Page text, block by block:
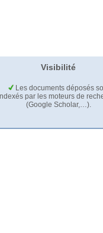
Visibilité
Les documents déposés
par les moteurs de
(Google Scholar,…).